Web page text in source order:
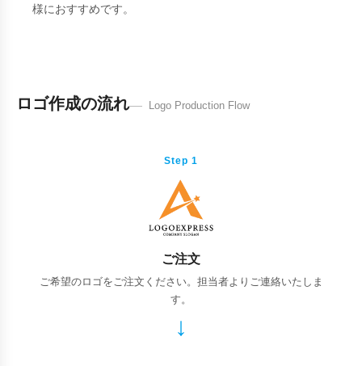
様におすすめです。
ロゴ作成の流れ Logo Production Flow
Step 1
ご注文
ご希望のロゴをご注文ください。担当者よりご連絡いたしま
す。